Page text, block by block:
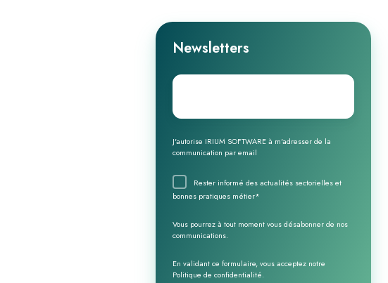
Newsletters
Email
J'autorise IRIUM SOFTWARE à m'adresser de la
communication par email
Rester informé des actualités sectorielles et
bonnes pratiques métier*
Vous pourrez à tout moment vous désabonner de nos
communications.
En validant ce formulaire, vous acceptez notre
Politique de confidentialité.